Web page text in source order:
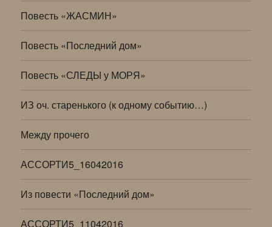
Повесть «ЖАСМИН»
Повесть «Последний дом»
Повесть «СЛЕДЫ у МОРЯ»
ИЗ оч. старенького (к одному событию…)
Между прочего
АССОРТИ5_16042016
Из повести «Последний дом»
АССОРТИ5_11042016